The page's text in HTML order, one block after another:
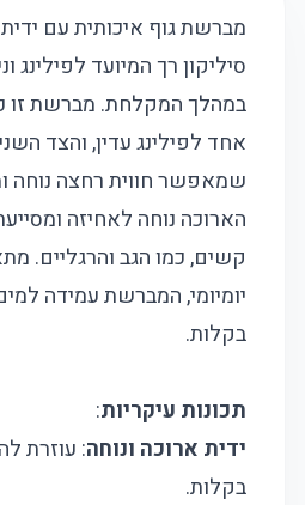
מברשת גוף איכותית עם
סיליקון רך המיועד לפילינג
במהלך המקלחת. מברשת זו
אחד לפילינג עדין, והצד
שמאפשר חווית רחצה נוחה
הארוכה נוחה לאחיזה
קשים, כמו הגב והרגליים.
יומיומי, המברשת עמידה למים
בקלות.
תכונות עיקריות:
ידית ארוכה ונוחה: עוזרת
בקלות.